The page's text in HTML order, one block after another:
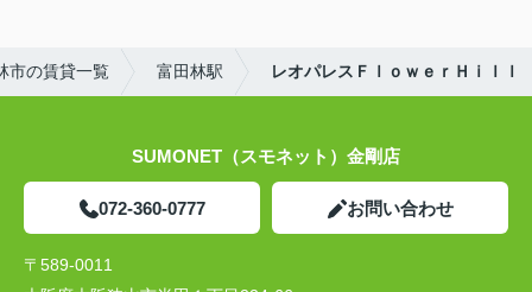
市の賃貸一覧 富田林駅 レオパレスＦｌｏｗｅｒＨｉｌｌ
SUMONET（スモネット）金剛店
072-360-0777 お問い合わせ
〒589-0011